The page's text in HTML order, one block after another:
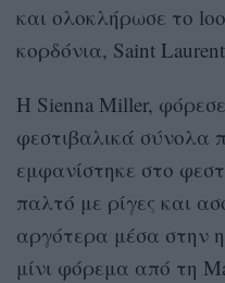
και ολοκλήρωσε το
κορδόνια, Saint
Η Sienna Miller,
φεστιβαλικά σύνολα
εμφανίστηκε στο
παλτό με ρίγες και
αργότερα μέσα στην
μίνι φόρεμα από τη